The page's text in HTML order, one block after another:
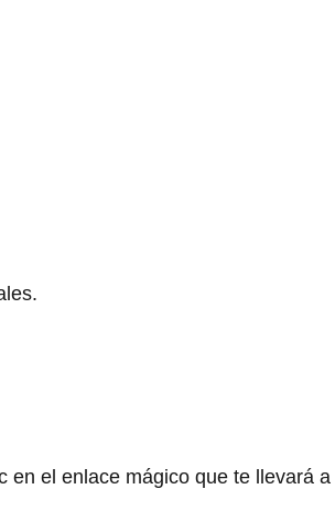
el enlace mágico que te llevará